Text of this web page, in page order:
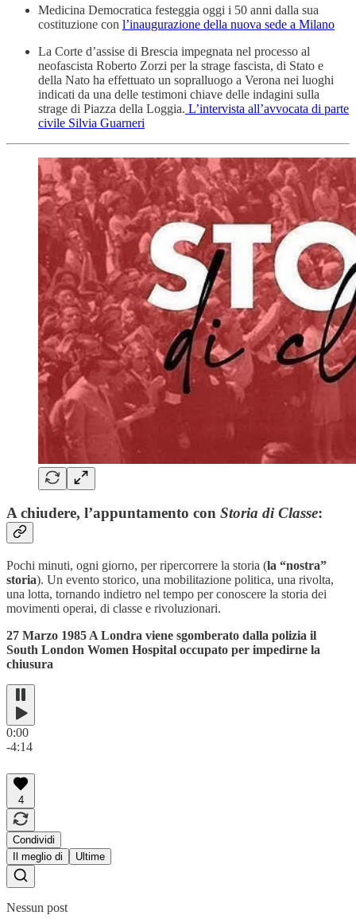
Medicina Democratica festeggia oggi i 50 anni dalla sua
costituzione con l’inaugurazione della nuova sede a Milano
La Corte d’assise di Brescia impegnata nel processo al
neofascista Roberto Zorzi per la strage fascista, di Stato e
della Nato ha effettuato un sopralluogo a Verona nei luoghi
indicati da una delle testimoni chiave delle indagini sulla
strage di Piazza della Loggia. L’intervista all’avvocata di parte
civile Silvia Guarneri
A chiudere, l’appuntamento con Storia di Classe:
Pochi minuti, ogni giorno, per ripercorrere la storia (la “nostra”
storia). Un evento storico, una mobilitazione politica, una rivolta,
una lotta, tornando indietro nel tempo per conoscere la storia dei
movimenti operai, di classe e rivoluzionari.
27 Marzo 1985 A Londra viene sgomberato dalla polizia il
South London Women Hospital occupato per impedirne la
chiusura
0:00
-4:14
4
Condividi
Il meglio di
Ultime
Nessun post